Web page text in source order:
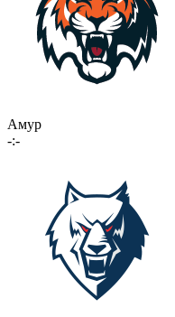
Амур
-:-